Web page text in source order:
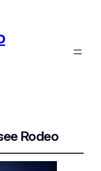
Rodeo